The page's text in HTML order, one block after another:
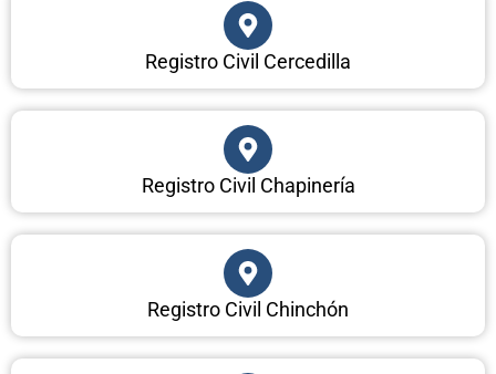
Registro Civil Cercedilla
Registro Civil Chapinería
Registro Civil Chinchón